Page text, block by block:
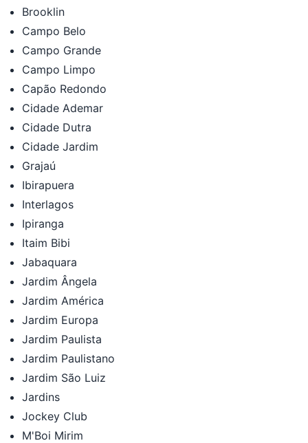
Brooklin
Campo Belo
Campo Grande
Campo Limpo
Capão Redondo
Cidade Ademar
Cidade Dutra
Cidade Jardim
Grajaú
Ibirapuera
Interlagos
Ipiranga
Itaim Bibi
Jabaquara
Jardim Ângela
Jardim América
Jardim Europa
Jardim Paulista
Jardim Paulistano
Jardim São Luiz
Jardins
Jockey Club
M'Boi Mirim